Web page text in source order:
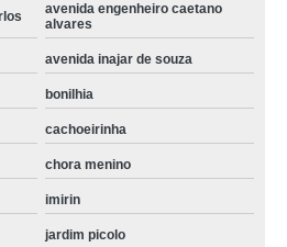
Romana
São Domingos
roupa jardim picolo
valor Bairro do Limão
brastemp Butantã
Branca
avenida engenheiro caetano
alvares
avenida inajar de souza
bonilhia
cachoeirinha
chora menino
imirin
jardim picolo